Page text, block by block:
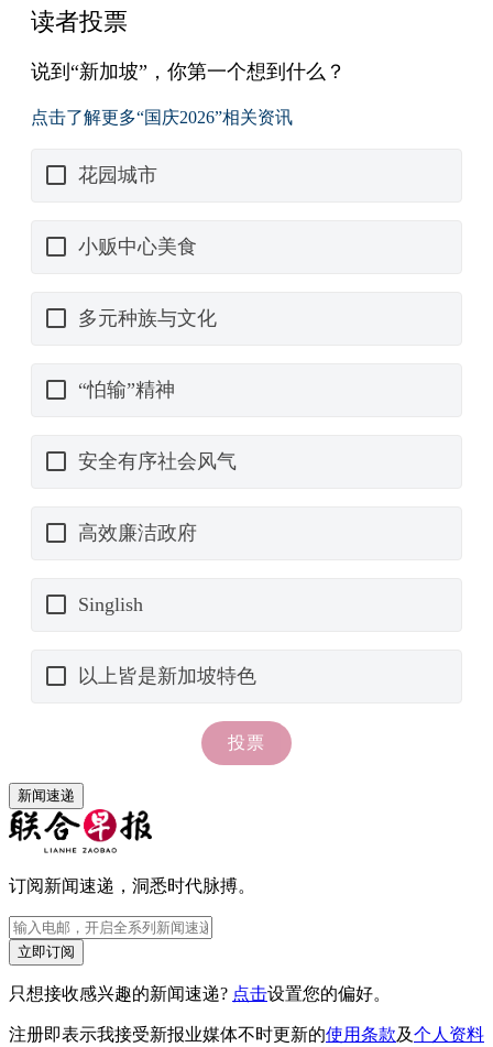
新闻速递
订阅新闻速递，洞悉时代脉搏。
立即订阅
只想接收感兴趣的新闻速递? 点击设置您的偏好。
注册即表示我接受新报业媒体不时更新的使用条款及个人资料